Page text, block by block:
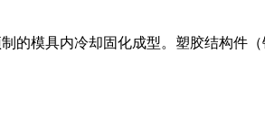
模具内冷却固化成型。塑胶结构件（